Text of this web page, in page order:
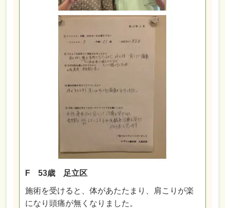
F 53歳 足立区
施術を受けると、体があたたまり、肩こりが楽
になり頭痛が無くなりました。